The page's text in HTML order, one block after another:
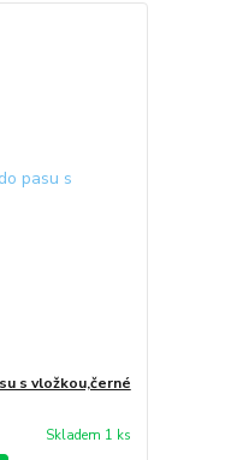
s vložkou,černé
Skladem 1 ks